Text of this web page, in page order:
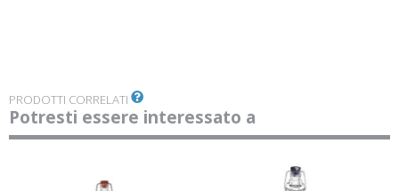
PRODOTTI CORRELATI
Potresti essere interessato a